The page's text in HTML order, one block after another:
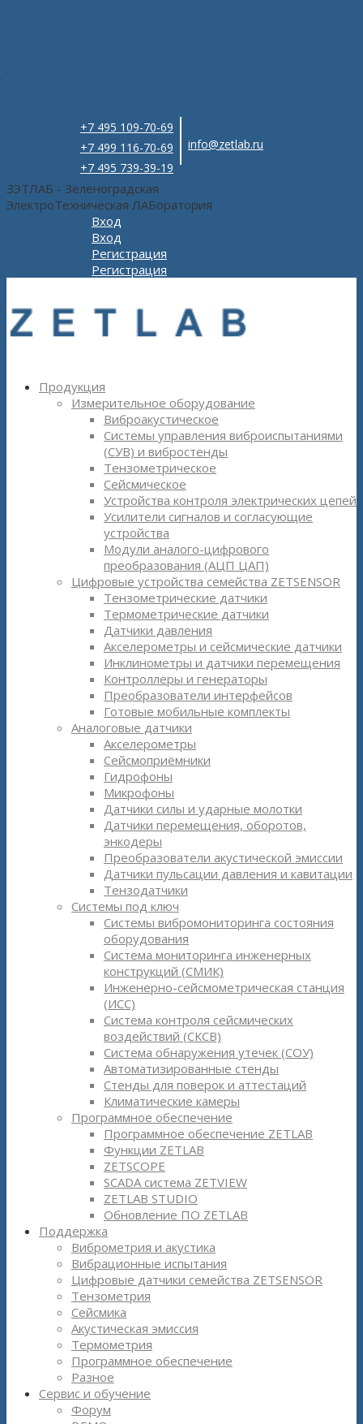
+7 495 109-70-69
+7 499 116-70-69
+7 495 739-39-19
info@zetlab.ru
ЗЭТЛАБ - Зеленоградская
ЭлектроТехническая ЛАБоратория
Вход
Вход
Регистрация
Регистрация
Продукция
Измерительное оборудование
Виброакустическое
Системы управления виброиспытаниями
(СУВ) и вибростенды
Тензометрическое
Сейсмическое
Устройства контроля электрических цепей
Усилители сигналов и согласующие
устройства
Модули аналого-цифрового
преобразования (АЦП ЦАП)
Цифровые устройства семейства ZETSENSOR
Тензометрические датчики
Термометрические датчики
Датчики давления
Акселерометры и сейсмические датчики
Инклинометры и датчики перемещения
Контроллеры и генераторы
Преобразователи интерфейсов
Готовые мобильные комплекты
Аналоговые датчики
Акселерометры
Сейсмоприёмники
Гидрофоны
Микрофоны
Датчики силы и ударные молотки
Датчики перемещения, оборотов,
энкодеры
Преобразователи акустической эмиссии
Датчики пульсации давления и кавитации
Тензодатчики
Системы под ключ
Системы вибромониторинга состояния
оборудования
Система мониторинга инженерных
конструкций (СМИК)
Инженерно-сейсмометрическая станция
(ИСС)
Система контроля сейсмических
воздействий (СКСВ)
Система обнаружения утечек (СОУ)
Автоматизированные стенды
Стенды для поверок и аттестаций
Климатические камеры
Программное обеспечение
Программное обеспечение ZETLAB
Функции ZETLAB
ZETSCOPE
SCADA система ZETVIEW
ZETLAB STUDIO
Обновление ПО ZETLAB
Поддержка
Виброметрия и акустика
Вибрационные испытания
Цифровые датчики семейства ZETSENSOR
Тензометрия
Сейсмика
Акустическая эмиссия
Термометрия
Программное обеспечение
Разное
Сервис и обучение
Форум